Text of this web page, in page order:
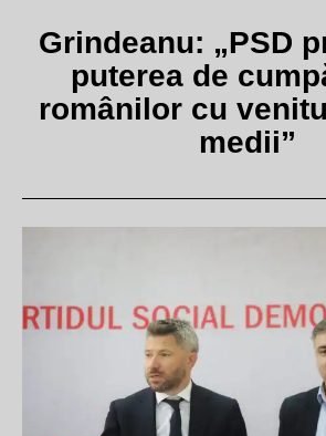
Grindeanu: „PSD
puterea de
românilor cu
medii”